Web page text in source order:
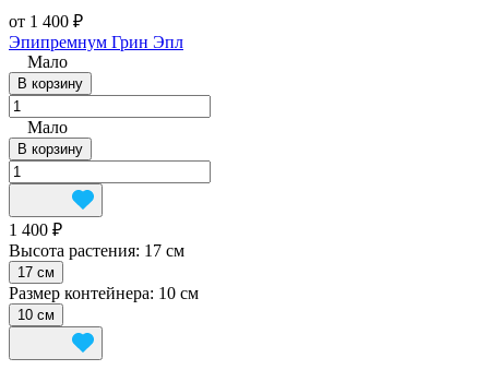
от 1 400 ₽
Эпипремнум Грин Эпл
Мало
В корзину
Мало
В корзину
1 400 ₽
Высота растения: 17 см
17 см
Размер контейнера: 10 см
10 см